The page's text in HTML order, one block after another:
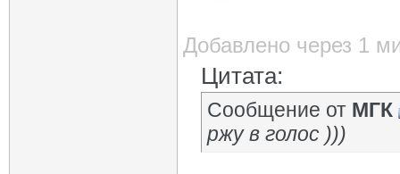
Добавлено через 1
Цитата:
Сообщение от МГК
ржу в голос )))